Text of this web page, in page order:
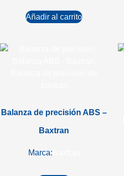
Añadir al carrito
Balanza de precisión ABS –
Baxtran
Marca: